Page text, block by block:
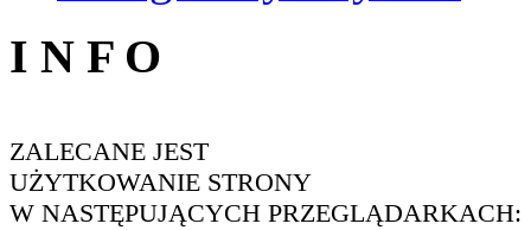
I N F O
ZALECANE JEST
UŻYTKOWANIE STRONY
W NASTĘPUJĄCYCH PRZEGLĄDARKACH: